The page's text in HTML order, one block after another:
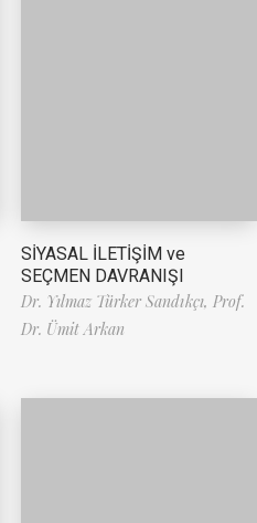
SİYASAL İLETİŞİM ve
SEÇMEN DAVRANIŞI
Dr. Yılmaz Türker Sandıkçı, Prof.
Dr. Ümit Arkan